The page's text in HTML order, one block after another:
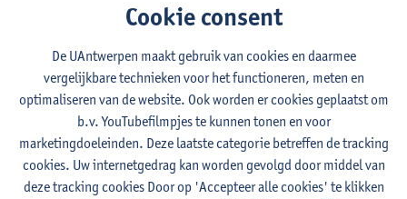
Onderwijs Johan De
Walsche
2026-2027 2024-2025 2023-2024
Cookie consent
De UAntwerpen maakt gebruik van cookies en daarmee
vergelijkbare technieken voor het functioneren, meten en
optimaliseren van de website. Ook worden er cookies geplaatst om
b.v. YouTubefilmpjes te kunnen tonen en voor
marketingdoeleinden. Deze laatste categorie betreffen de tracking
cookies. Uw internetgedrag kan worden gevolgd door middel van
deze tracking cookies Door op 'Accepteer alle cookies' te klikken